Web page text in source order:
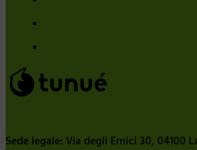
Sede legale: Via degli Ernici 30, 04100